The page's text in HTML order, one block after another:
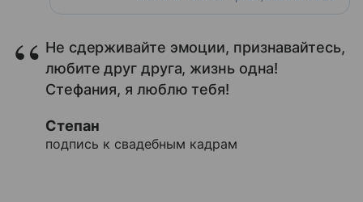
Не сдерживайте эмоции, признавайтесь,
любите друг друга, жизнь одна!
Стефания, я люблю тебя!
Степан
подпись к свадебным кадрам